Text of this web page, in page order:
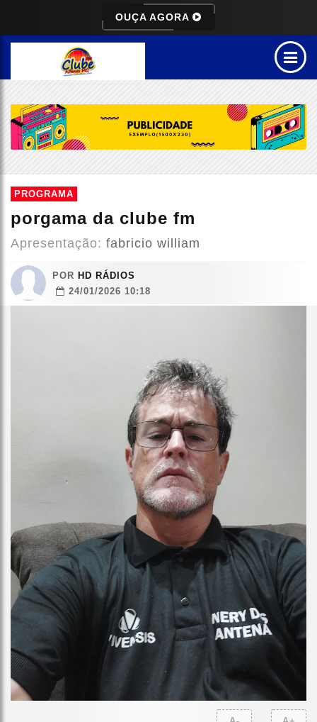
OUÇA AGORA
PROGRAMA
porgama da clube fm
Apresentação: fabricio william
POR HD RÁDIOS
24/01/2026 10:18